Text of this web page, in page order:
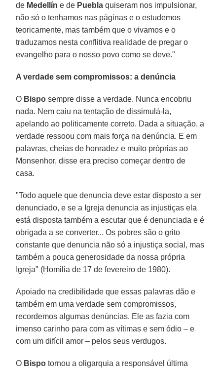
de Medellín e de Puebla quiseram nos impulsionar,
não só o tenhamos nas páginas e o estudemos
teoricamente, mas também que o vivamos e o
traduzamos nesta conflitiva realidade de pregar o
evangelho para o nosso povo como se deve."
A verdade sem compromissos: a denúncia
O Bisposempre disse a verdade. Nunca encobriu
nada. Nem caiu na tentação de dissimulá-la,
apelando ao politicamente correto. Dada a situação, a
verdade ressoou com mais força na denúncia. E em
palavras, cheias de honradez e muito próprias ao
Monsenhor, disse era preciso começar dentro de
casa.
"Todo aquele que denuncia deve estar disposto a ser
denunciado, e se a Igreja denuncia as injustiças ela
está disposta também a escutar que é denunciada e é
obrigada a se converter... Os pobres são o grito
constante que denuncia não só a injustiça social, mas
também a pouca generosidade da nossa própria
Igreja" (Homilia de 17 de fevereiro de 1980).
Apoiado na credibilidade que essas palavras dão e
também em uma verdade sem compromissos,
recordemos algumas denúncias. Ele as fazia com
imenso carinho para com as vítimas e sem ódio – e
com um difícil amor – pelos seus verdugos.
O Bispotornou a oligarquia a responsável última